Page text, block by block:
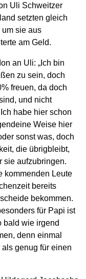
Uli Schweitzer
setzten gleich
sie aus
am Geld.
an Uli: „Ich bin
zu sein, doch
freuen, da doch
und nicht
habe hier schon
Weise hier
sonst was, doch
die übrigbleibt,
sie aufzubringen.
kommenden Leute
bereits
bekommen.
für Papi ist
bald wie irgend
denn einmal
genug für einen